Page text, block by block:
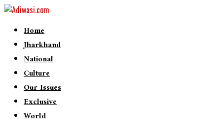
Home
Jharkhand
National
Culture
Our Issues
Exclusive
World